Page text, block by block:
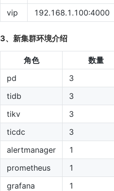
vip
192.168.1.100:4000
3、新集群环境介绍
角色 数量
pd
3
tidb
3
tikv
3
ticdc
3
alertmanager
1
prometheus
1
grafana
1